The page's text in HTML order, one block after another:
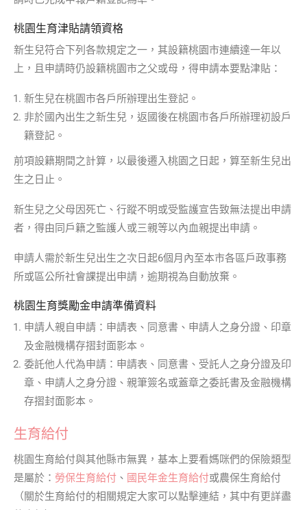
桃園生育津貼請領資格
新生兒符合下列各款規定之一，其設籍桃園市連續達一年以
上，且申請時仍設籍桃園市之父或母，得申請本要點津貼：
新生兒在桃園市各戶所辦理出生登記。
非於國內出生之新生兒，返國後在桃園市各戶所辦理初設戶
籍登記。
前項設籍期間之計算，以最後遷入桃園之日起，算至新生兒出
生之日止。
新生兒之父母因死亡、行蹤不明或受監護宣告致無法提出申請
者，得由同戶籍之監護人或三親等以內血親提出申請。
申請人需於新生兒出生之次日起6個月內至本市各區戶政事務
所或區公所社會課提出申請，逾期視為自動放棄。
桃園生育獎勵金申請準備資料
申請人親自申請：申請表、同意書、申請人之身分證、印章
及金融機構存摺封面影本。
委託他人代為申請：申請表、同意書、受託人之身分證及印
章、申請人之身分證、親筆簽名或蓋章之委託書及金融機構
存摺封面影本。
生育給付
桃園生育給付與其他縣市無異，基本上要看媽咪們的保險類型
是屬於： 勞保生育給付 、 國民年金生育給付或農保生育給付
（關於生育給付的相關規定大家可以點擊連結，其中有更詳盡